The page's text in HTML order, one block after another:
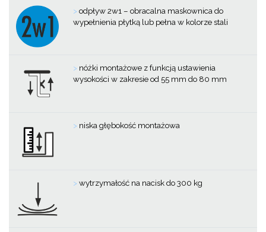
>odpływ 2w1 – obracalna maskownica do
wypełnienia płytką lub pełna w kolorze stali
> nóżki montażowe z funkcją ustawienia
wysokości w zakresie od 55 mm do 80 mm
> niska głębokość montażowa
>wytrzymałość na nacisk do 300 kg